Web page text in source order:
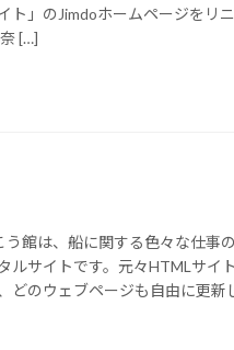
ト」のJimdoホームページをリ
[…]
館は、船に関する色々な仕事
ルサイトです。元々HTMLサイ
どのウェブページも自由に更新